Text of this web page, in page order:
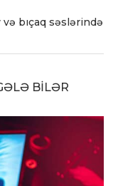
bıçaq səslərində
BILƏR